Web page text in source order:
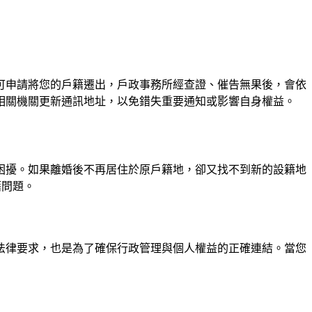
申請將您的戶籍遷出，戶政事務所經查證、催告無果後，會依
機關更新通訊地址，以免錯失重要通知或影響自身權益。
。如果離婚後不再居住於原戶籍地，卻又找不到新的設籍地
題。
要求，也是為了確保行政管理與個人權益的正確連結。當您